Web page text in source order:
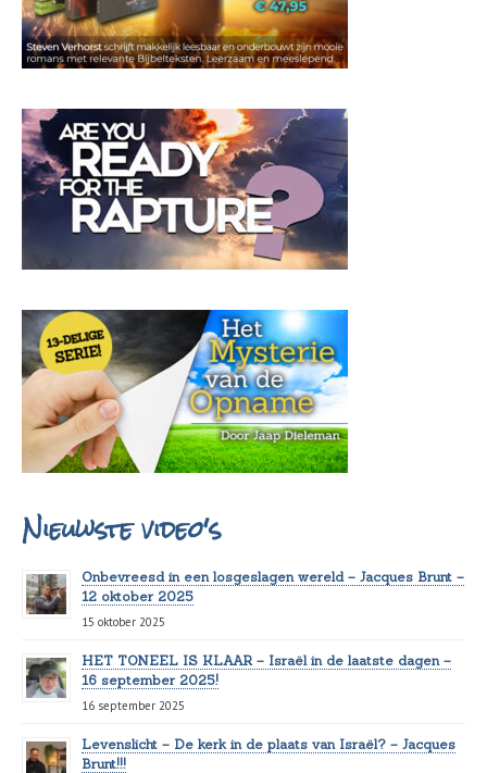
Nieuwste video's
Onbevreesd in een losgeslagen wereld – Jacques Brunt –
12 oktober 2025
15 oktober 2025
HET TONEEL IS KLAAR – Israël in de laatste dagen –
16 september 2025!
16 september 2025
Levenslicht – De kerk in de plaats van Israël? – Jacques
Brunt!!!